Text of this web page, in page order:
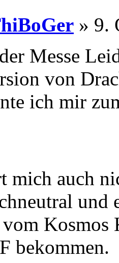
» 9.
Messe
von
ich mir
mich auch
und
Kosmos
bekommen.